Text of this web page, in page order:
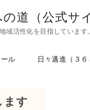
道（公式サ
活性化を目指しています。
ル 日々邁進（３６
ます